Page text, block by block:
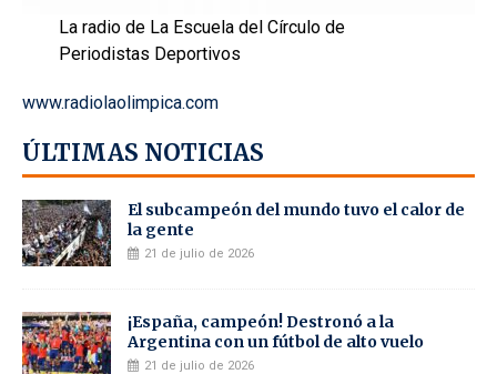
La radio de La Escuela del Círculo de
Periodistas Deportivos
www.radiolaolimpica.com
ÚLTIMAS NOTICIAS
El subcampeón del mundo tuvo el calor de
la gente
21 de julio de 2026
¡España, campeón! Destronó a la
Argentina con un fútbol de alto vuelo
21 de julio de 2026